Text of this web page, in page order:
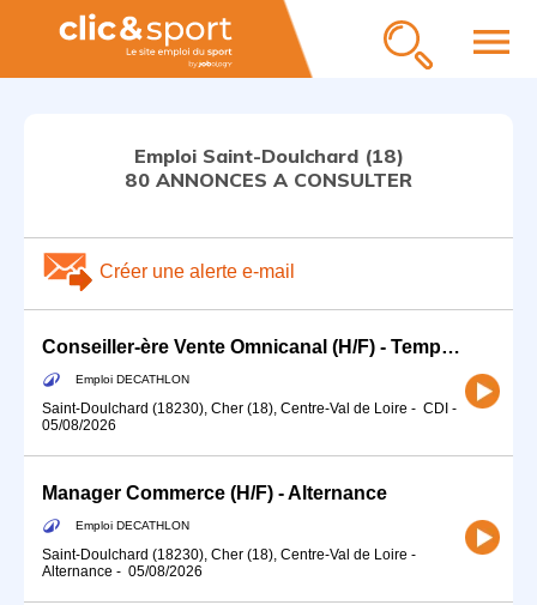
menu
Emploi Saint-Doulchard (18)
80 ANNONCES A CONSULTER
Créer une alerte e-mail
Conseiller-ère Vente Omnicanal (H/F) - Temps partiel RANDONNEE SKI EAU
Emploi DECATHLON
Saint-Doulchard (18230), Cher (18), Centre-Val de Loire - CDI -
05/08/2026
Manager Commerce (H/F) - Alternance
Emploi DECATHLON
Saint-Doulchard (18230), Cher (18), Centre-Val de Loire -
Alternance - 05/08/2026